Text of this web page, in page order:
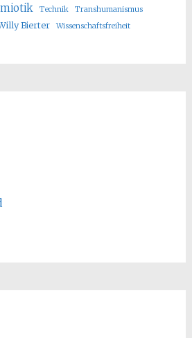
Technik
Transhumanismus
Bierter Wissenschaftsfreiheit